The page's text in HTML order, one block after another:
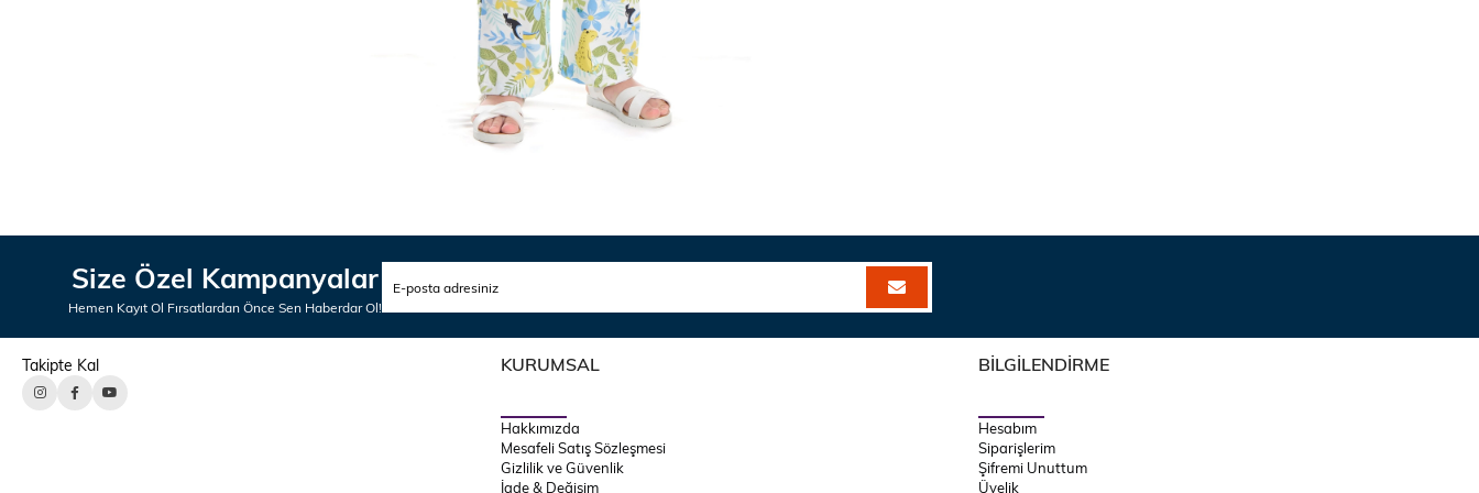
Size Özel Kampanyalar
Hemen Kayıt Ol Fırsatlardan Önce Sen Haberdar Ol!
Takipte Kal KURUMSAL
Hakkımızda
Mesafeli Satış Sözleşmesi
Gizlilik ve Güvenlik
İade & Değişim
BİLGİLENDİRME
Hesabım
Siparişlerim
Şifremi Unuttum
Üyelik